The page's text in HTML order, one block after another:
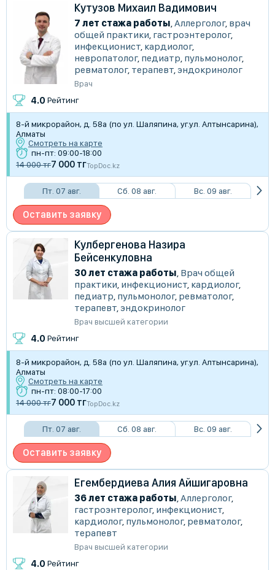
Кутузов Михаил Вадимович
7 лет стажа работы,Аллерголог, врач
общей практики, гастроэнтеролог,
инфекционист, кардиолог,
невропатолог, педиатр, пульмонолог,
ревматолог, терапевт, эндокринолог
Врач
4.0 Рейтинг
8-й микрорайон, д. 58а (по ул. Шаляпина, уг.ул. Алтынсарина),
Алматы
Смотреть на карте
пн-пт: 09:00-18:00
14 000 тг7 000 тгTopDoc.kz
Пт. 07 авг. Сб. 08 авг. Вс. 09 авг.
Оставить заявку
Кулбергенова Назира
Бейсенкуловна
30 лет стажа работы, Врач общей
практики, инфекционист, кардиолог,
педиатр, пульмонолог, ревматолог,
терапевт, эндокринолог
Врач высшей категории
4.0 Рейтинг
8-й микрорайон, д. 58а (по ул. Шаляпина, уг.ул. Алтынсарина),
Алматы
Смотреть на карте
пн-пт: 08:00-17:00
14 000 тг7 000 тгTopDoc.kz
Пт. 07 авг. Сб. 08 авг. Вс. 09 авг.
Оставить заявку
Егембердиева Алия Айшигаровна
36 лет стажа работы,Аллерголог,
гастроэнтеролог, инфекционист,
кардиолог, пульмонолог, ревматолог,
терапевт
Врач высшей категории
4.0 Рейтинг